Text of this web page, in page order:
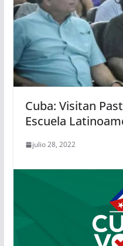
Cuba: Visitan
Escuela
julio 28, 2022